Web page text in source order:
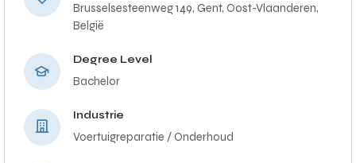
Brusselsesteenweg 149, Gent, Oost-Vlaanderen,
België
Degree Level
Bachelor
Industrie
Voertuigreparatie / Onderhoud